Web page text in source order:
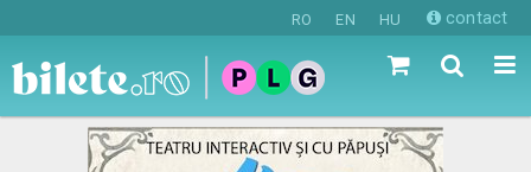
RO EN HU contact